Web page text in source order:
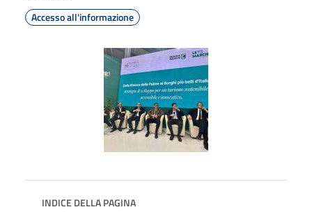
Accesso all'informazione
INDICE DELLA PAGINA